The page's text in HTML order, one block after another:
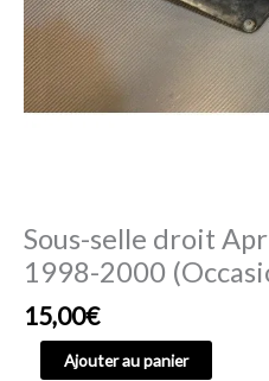
Sous-selle droit
1998-2000
15,00€
Ajouter au panier